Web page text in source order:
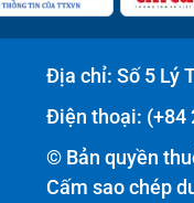
Địa chỉ: Số 5 Lý
Điện thoại: (+84
© Bản quyền
Cấm sao chép